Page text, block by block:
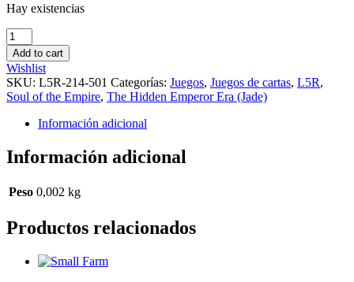
Hay existencias
Emperor's
Peace
cantidad
Add to cart
Wishlist
SKU: L5R-214-501 Categorías: Juegos, Juegos de cartas, L5R,
Soul of the Empire, The Hidden Emperor Era (Jade)
Información adicional
Información adicional
Peso 0,002 kg
Productos relacionados